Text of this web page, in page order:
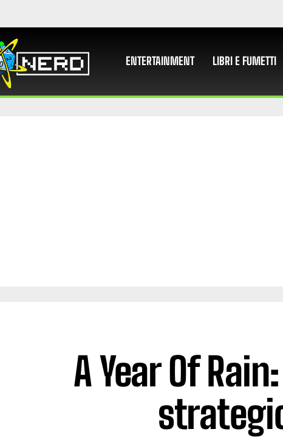
ENTERTAINMENT LIBRI E FUMETTI
A Year Of